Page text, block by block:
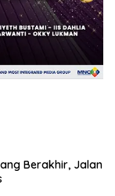
Berakhir, Jalan